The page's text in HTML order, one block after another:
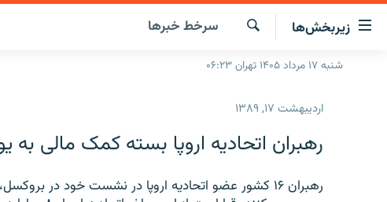
لینک‌های
قابلیت
دسترسی
زیربخش‌ها
صفحه اصلی
انتخاب کنید و بشنوید
جستجو
سرخط‌ خبرها
شنبه ۱۷ مرداد ۱۴۰۵ تهران ۰۶:۲۳
اردیبهشت ۱۷, ۱۳۸۹
رهبران اتحاديه اروپا بسته کمک مالی به